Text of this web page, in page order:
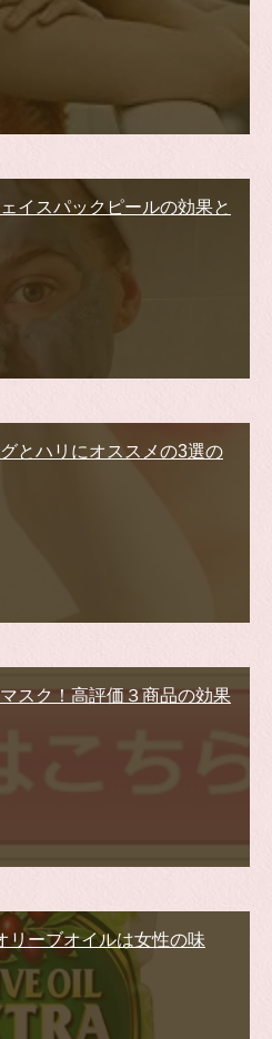
イスパックピールの効果と
とハリにオススメの3選の
スク！高評価３商品の効果
リーブオイルは女性の味